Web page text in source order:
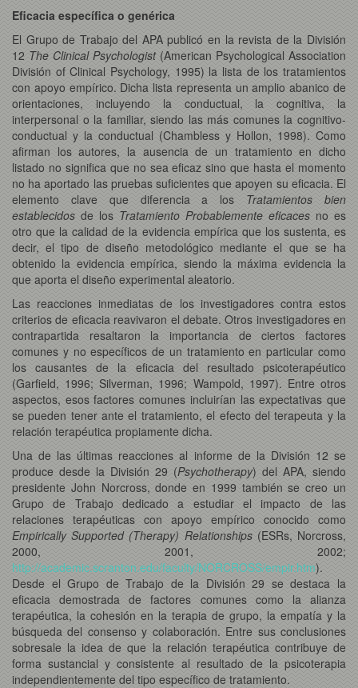
Eficacia específica o genérica
El Grupo de Trabajo del APA publicó en la revista de la División
12 The Clinical Psychologist(American Psychological Association
División of Clinical Psychology, 1995) la lista de los tratamientos
con apoyo empírico. Dicha lista representa un amplio abanico de
orientaciones, incluyendo la conductual, la cognitiva, la
interpersonal o la familiar, siendo las más comunes la cognitivo-
conductual y la conductual (Chambless y Hollon, 1998). Como
afirman los autores, la ausencia de un tratamiento en dicho
listado no significa que no sea eficaz sino que hasta el momento
no ha aportado las pruebas suficientes que apoyen su eficacia. El
elemento clave que diferencia a los Tratamientos bien
establecidos de los Tratamiento Probablemente eficaces no es
otro que la calidad de la evidencia empírica que los sustenta, es
decir, el tipo de diseño metodológico mediante el que se ha
obtenido la evidencia empírica, siendo la máxima evidencia la
que aporta el diseño experimental aleatorio.
Las reacciones inmediatas de los investigadores contra estos
criterios de eficacia reavivaron el debate. Otros investigadores en
contrapartida resaltaron la importancia de ciertos factores
comunes y no específicos de un tratamiento en particular como
los causantes de la eficacia del resultado psicoterapéutico
(Garfield, 1996; Silverman, 1996; Wampold, 1997). Entre otros
aspectos, esos factores comunes incluirían las expectativas que
se pueden tener ante el tratamiento, el efecto del terapeuta y la
relación terapéutica propiamente dicha.
Una de las últimas reacciones al informe de la División 12 se
produce desde la División 29 (Psychotherapy) del APA, siendo
presidente John Norcross, donde en 1999 también se creo un
Grupo de Trabajo dedicado a estudiar el impacto de las
relaciones terapéuticas con apoyo empírico conocido como
Empirically Supported (Therapy) Relationships(ESRs, Norcross,
2000, 2001, 2002;
http://academic.scranton.edu/faculty/NORCROSS/empir.htm).
Desde el Grupo de Trabajo de la División 29 se destaca la
eficacia demostrada de factores comunes como la alianza
terapéutica, la cohesión en la terapia de grupo, la empatía y la
búsqueda del consenso y colaboración. Entre sus conclusiones
sobresale la idea de que la relación terapéutica contribuye de
forma sustancial y consistente al resultado de la psicoterapia
independientemente del tipo específico de tratamiento.